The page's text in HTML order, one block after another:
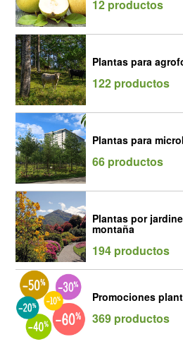
12 productos
Plantas para
122 productos
Plantas para
66 productos
Plantas por
montaña
194 productos
Promociones
369 productos